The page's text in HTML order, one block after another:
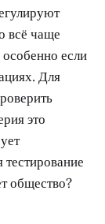
всё чаще
если
Для
это
тестирование
общество?